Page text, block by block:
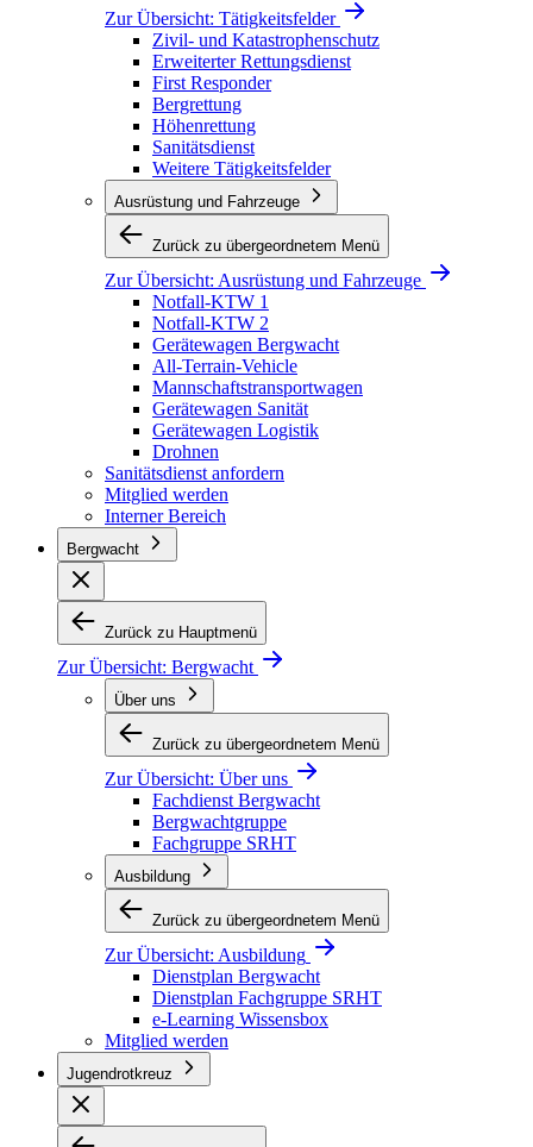
Zur Übersicht: Tätigkeitsfelder
Zivil- und Katastrophenschutz
Erweiterter Rettungsdienst
First Responder
Bergrettung
Höhenrettung
Sanitätsdienst
Weitere Tätigkeitsfelder
Ausrüstung und Fahrzeuge
Zurück zu übergeordnetem Menü
Zur Übersicht: Ausrüstung und Fahrzeuge
Notfall-KTW 1
Notfall-KTW 2
Gerätewagen Bergwacht
All-Terrain-Vehicle
Mannschaftstransportwagen
Gerätewagen Sanität
Gerätewagen Logistik
Drohnen
Sanitätsdienst anfordern
Mitglied werden
Interner Bereich
Bergwacht
Zurück zu Hauptmenü
Zur Übersicht: Bergwacht
Über uns
Zurück zu übergeordnetem Menü
Zur Übersicht: Über uns
Fachdienst Bergwacht
Bergwachtgruppe
Fachgruppe SRHT
Ausbildung
Zurück zu übergeordnetem Menü
Zur Übersicht: Ausbildung
Dienstplan Bergwacht
Dienstplan Fachgruppe SRHT
e-Learning Wissensbox
Mitglied werden
Jugendrotkreuz